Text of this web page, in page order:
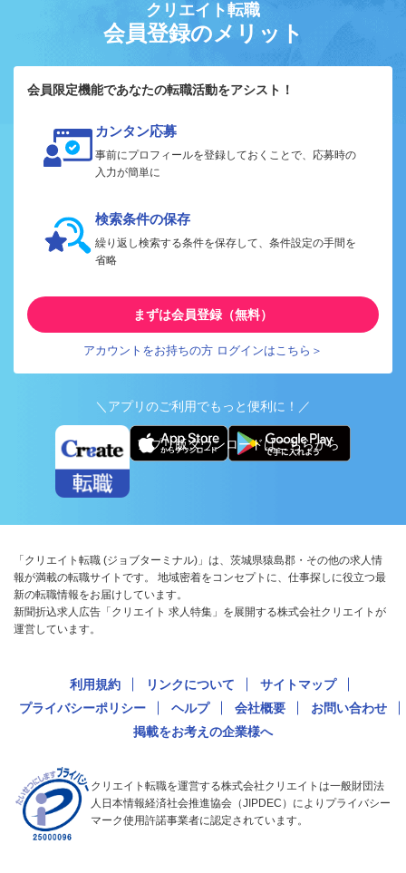
クリエイト転職
会員登録のメリット
会員限定機能であなたの転職活動をアシスト！
カンタン応募
事前にプロフィールを登録しておくことで、応募時の
入力が簡単に
検索条件の保存
繰り返し検索する条件を保存して、条件設定の手間を
省略
まずは会員登録（無料）
アカウントをお持ちの方 ログインはこちら＞
＼アプリのご利用でもっと便利に！／
アプリ版ダウンロードはこちらから
「クリエイト転職 (ジョブターミナル)」は、茨城県猿島郡・その他の求人情
報が満載の転職サイトです。 地域密着をコンセプトに、仕事探しに役立つ最
新の転職情報をお届けしています。
新聞折込求人広告「クリエイト 求人特集」を展開する株式会社クリエイトが
運営しています。
利用規約 リンクについて
サイトマップ
プライバシーポリシー
ヘルプ 会社概要
お問い合わせ
掲載をお考えの企業様へ
クリエイト転職を運営する株式会社クリエイトは一般財団法
人日本情報経済社会推進協会（JIPDEC）によりプライバシー
マーク使用許諾事業者に認定されています。